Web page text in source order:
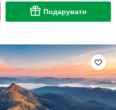
Подарувати